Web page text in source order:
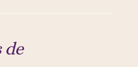
de